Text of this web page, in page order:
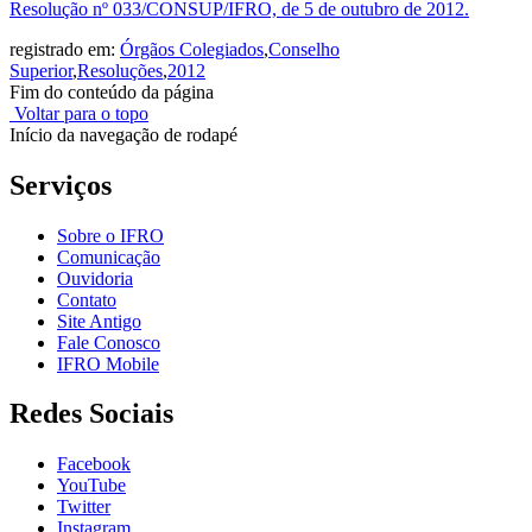
Resolução nº 033/CONSUP/IFRO, de 5 de outubro de 2012.
registrado em: Órgãos Colegiados,Conselho
Superior,Resoluções,2012
Fim do conteúdo da página
Voltar para o topo
Início da navegação de rodapé
Serviços
Sobre o IFRO
Comunicação
Ouvidoria
Contato
Site Antigo
Fale Conosco
IFRO Mobile
Redes Sociais
Facebook
YouTube
Twitter